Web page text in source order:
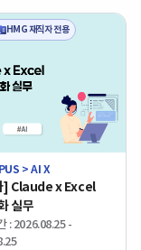
HMG 재직자 전용
> AI X
] Claude x Excel
실무
: 2026.08.25 -